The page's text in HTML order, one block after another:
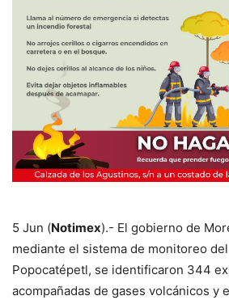
5 Jun (Notimex).- El gobierno de
mediante el sistema de monitoreo
Popocatépetl, se identificaron 344
acompañadas de gases volcánicos y